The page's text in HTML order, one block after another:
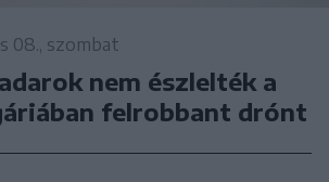
08., szombat
nem észlelték a
felrobbant drónt